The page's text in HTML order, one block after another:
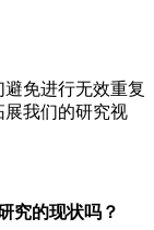
免进行无效重复
展我们的研究视
究的现状吗？